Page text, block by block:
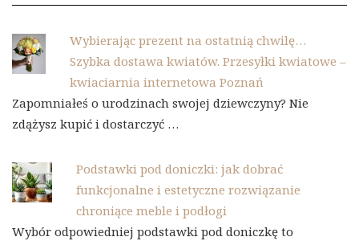
Wybierając prezent na ostatnią chwilę…
Szybka dostawa kwiatów. Przesyłki kwiatowe –
kwiaciarnia internetowa Poznań
Zapomniałeś o urodzinach swojej dziewczyny? Nie
zdążysz kupić i dostarczyć …
Podstawki pod doniczki: jak dobrać
funkcjonalne i estetyczne rozwiązanie
chroniące meble i podłogi
Wybór odpowiedniej podstawki pod doniczkę to